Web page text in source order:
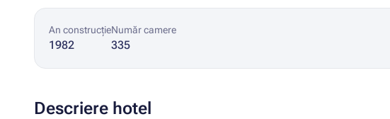
An construcție
1982
Număr camere
335
Descriere hotel